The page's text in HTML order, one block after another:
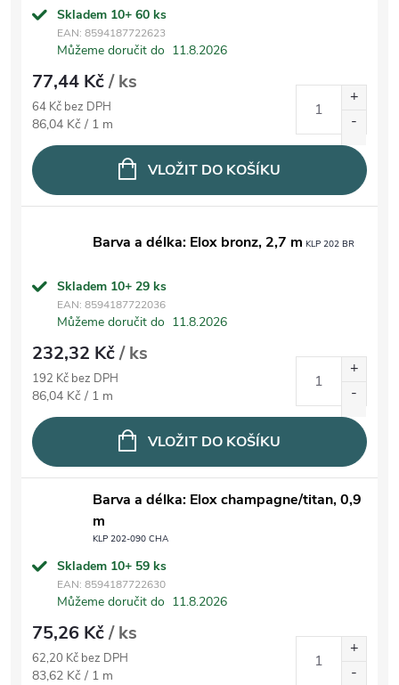
Skladem 10+ 60 ks
EAN: 8594187722623
Můžeme doručit do 11.8.2026
77,44 Kč/ ks
64 Kč bez DPH
Měrná cena:
86,04 Kč / 1 m
VLOŽIT DO KOŠÍKU
Barva a délka: Elox bronz, 2,7 m KLP 202 BR
Skladem 10+ 29 ks
EAN: 8594187722036
Můžeme doručit do 11.8.2026
232,32 Kč/ ks
192 Kč bez DPH
Měrná cena:
86,04 Kč / 1 m
VLOŽIT DO KOŠÍKU
Barva a délka: Elox champagne/titan, 0,9
m
KLP 202-090 CHA
Skladem 10+ 59 ks
EAN: 8594187722630
Můžeme doručit do 11.8.2026
75,26 Kč/ ks
62,20 Kč bez DPH
Měrná cena:
83,62 Kč / 1 m